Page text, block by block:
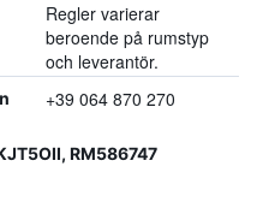
Regler varierar
beroende på rumstyp
och leverantör.
+39 064 870 270
RM586747